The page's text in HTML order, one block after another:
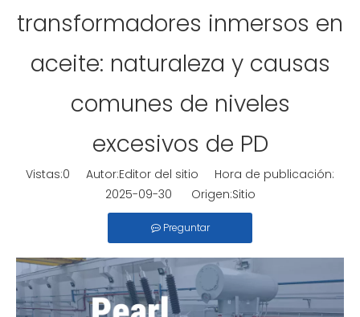
transformadores inmersos en
aceite: naturaleza y causas
comunes de niveles
excesivos de PD
Vistas:0 Autor:Editor del sitio Hora de publicación:
2025-09-30 Origen:Sitio
Preguntar